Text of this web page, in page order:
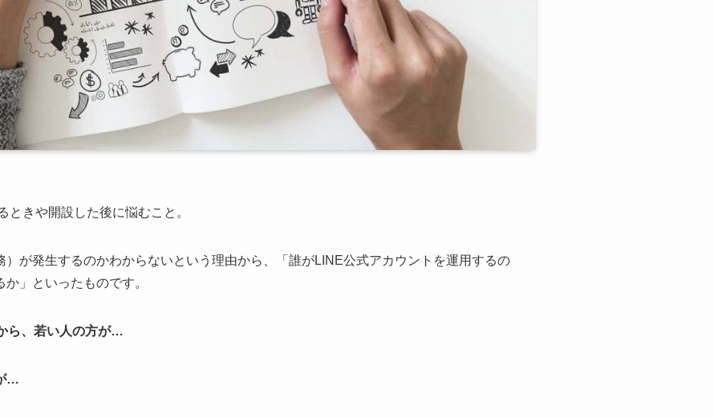
ときや開設した後に悩むこと。
）が発生するのかわからないという理由から、「誰がLINE公式アカウントを運用するの
」といったものです。
ら、若い人の方が…
…